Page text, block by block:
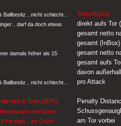
Ballbesitz…nicht schlecht… Torschüsse
da doch etwas direkt aufs Tor
gesamt netto
gesamt (InBox)
damals höher als 15
gesamt netto
gesamt aufs
davon
Ballbesitz…nicht schlecht… pro Attack
nur 4 Tore (25%) Penalty
betrachtet…
Paraden…ein Grund…
am Tor vorbei